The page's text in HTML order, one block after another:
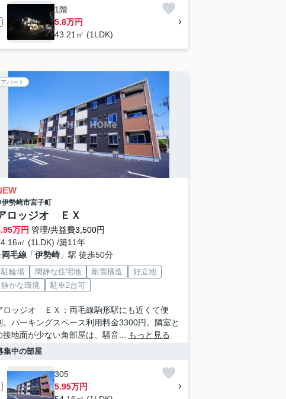
1階
5.8万円
43.21㎡ (1LDK)
アパート
伊勢崎市宮子町
ロッジオ ＥＸ
万円 管理/共益費3,500円
㎡ (1LDK) /築11年
両毛線「伊勢崎」駅 徒歩50分
駐輪場 閑静な住宅地 耐震構造
好立地
静かな環境
駐車2台可
ロッジオ ＥＸ：両毛線駒形駅にも近くて便
。パーキングスペース利用料金3300円。隣室と
接地面が少ない角部屋は、騒音...
もっと見る
集中の部屋
305
5.95万円